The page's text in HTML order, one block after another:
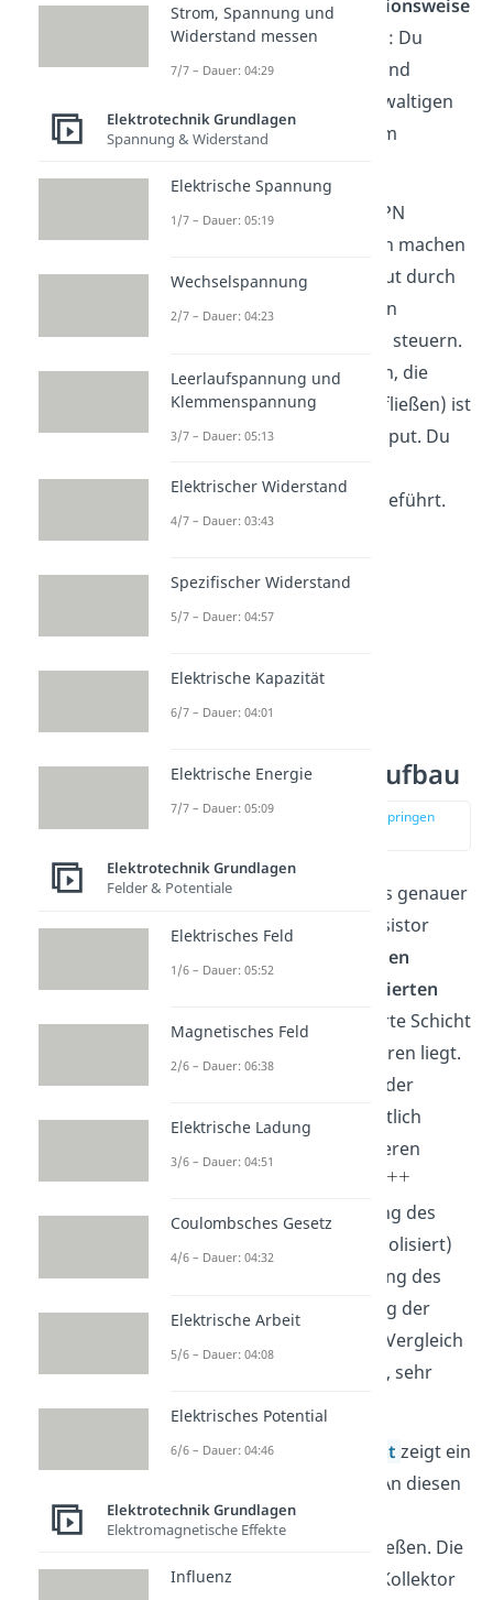
Bewegung sind. Die Funktionsweise
kannst du dir so vorstellen: Du
pustest die Basis kurz an und
erzeugt dadurch einen gewaltigen
Luftstrom vom Emitter zum
Was du dann mit einem NPN
Transistor im Wesentlichen machen
kannst, ist den Stromoutput durch
einen kleinen, sogenannten
Basisstrom (dem Input) zu steuern.
Der Output (die Elektronen, die
über den Kollektor hinausfließen) ist
dabei viel größer als der Input. Du
Stromverstärkung durchgeführt.
NPN Transistor Aufbau
zur Stelle im Video springen
Lass uns den Aufbau etwas genauer
anschauen. Der NPN Transistor
zwei n-dotierten
einer p-dotierten
Schicht, wobei die p-dotierte Schicht
zwischen den beiden anderen liegt.
Die n-dotierte Schicht, die der
Emitter sein soll, ist wesentlich
stärker dotiert als die anderen
symbolisiert). Die Dotierung des
symbolisiert)
liegt zwischen der Dotierung des
Emitters und der Dotierung der
Basis. Die p-Schicht ist, im Vergleich
zu den beiden n-Schichten, sehr
dünn.
Aus jederHalbleiterschicht zeigt ein
Anschluss nach draußen. An diesen
Anschlüssen kannst du
Spannungsquellen anschließen. Die
Spannung zwischen dem Kollektor
Strom, Spannung und
Widerstand messen
7/7 – Dauer: 04:29
Elektrotechnik Grundlagen
Spannung & Widerstand
Elektrische Spannung
1/7 – Dauer: 05:19
Wechselspannung
2/7 – Dauer: 04:23
Leerlaufspannung und
Klemmenspannung
3/7 – Dauer: 05:13
Elektrischer Widerstand
4/7 – Dauer: 03:43
Spezifischer Widerstand
5/7 – Dauer: 04:57
Elektrische Kapazität
6/7 – Dauer: 04:01
Elektrische Energie
7/7 – Dauer: 05:09
Elektrotechnik Grundlagen
Felder & Potentiale
Elektrisches Feld
1/6 – Dauer: 05:52
Magnetisches Feld
2/6 – Dauer: 06:38
Elektrische Ladung
3/6 – Dauer: 04:51
Coulombsches Gesetz
4/6 – Dauer: 04:32
Elektrische Arbeit
5/6 – Dauer: 04:08
Elektrisches Potential
6/6 – Dauer: 04:46
Elektrotechnik Grundlagen
Elektromagnetische Effekte
Influenz